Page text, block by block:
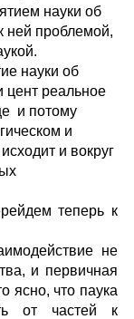
науки об
ней проблемой,
науки об
цент реальное
и потому
и
и вокруг
теперь к
не
и первичная
ясно, что паука
от частей к